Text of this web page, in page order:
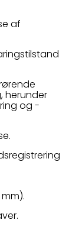
af
herunder
og -